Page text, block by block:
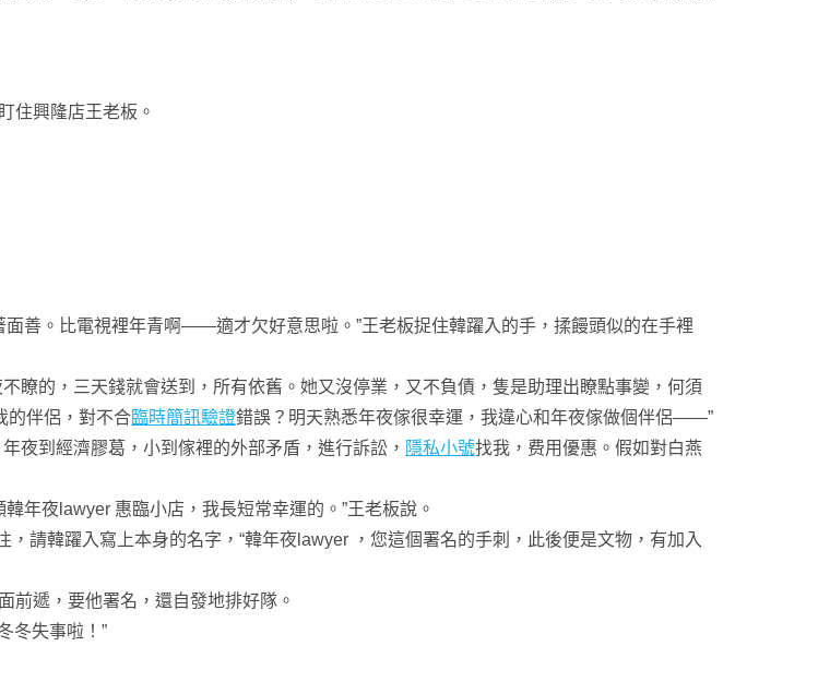
住興隆店王老板。
善。比電視裡年青啊——適才欠好意思啦。”王老板捉住韓躍入的手，揉饅頭似的在手裡
的，三天錢就會送到，所有依舊。她又沒停業，又不負債，隻是助理出瞭點事變，何須
的伴侶，對不合臨時簡訊驗證錯誤？明天熟悉年夜傢很幸運，我違心和年夜傢做個伴侶——”
夜到經濟膠葛，小到傢裡的外部矛盾，進行訴訟， 隱私小號找我，费用優惠。假如對白燕
夜lawyer 惠臨小店，我長短常幸運的。”王老板說。
請韓躍入寫上本身的名字，“韓年夜lawyer ，您這個署名的手刺，此後便是文物，有加入
遞，要他署名，還自發地排好隊。
冬失事啦！”